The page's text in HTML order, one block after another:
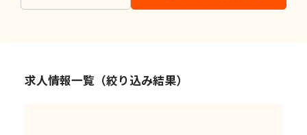
求人情報一覧（絞り込み結果）